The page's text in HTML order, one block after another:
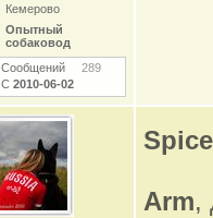
Кемерово
Опытный
собаковод
Сообщений 289
С 2010-06-02
Spice
Arm,